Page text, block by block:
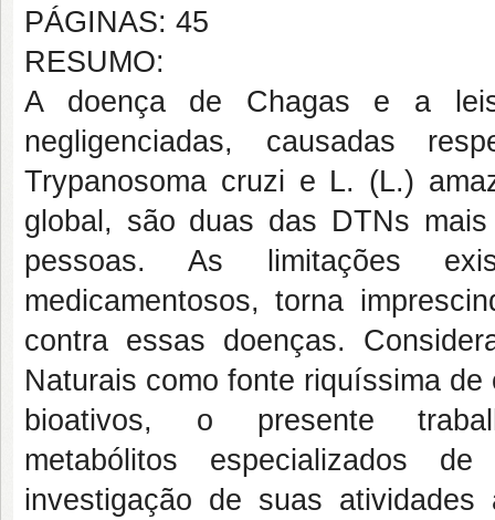
PÁGINAS: 45
RESUMO:
A doença de Chagas e a
negligenciadas, causadas
Trypanosoma cruzi e L. (L.)
global, são duas das DTNs
pessoas. As limitações
medicamentosos, torna
contra essas doenças.
Naturais como fonte riquíssima de
bioativos, o presente
metabólitos especializados
investigação de suas atividades